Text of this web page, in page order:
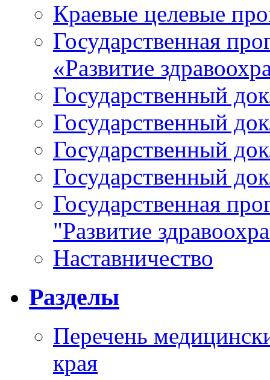
Краевые целевые
Государственная
«Развитие
Государственный
Государственный
Государственный
Государственный
Государственная
"Развитие
Наставничество
Разделы
Перечень
края